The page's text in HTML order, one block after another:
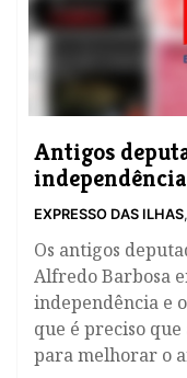
Antigos
EXPRESSO DAS ILHAS,
Os antigos
Alfredo Barbosa
independência e
que é preciso
para melhorar o